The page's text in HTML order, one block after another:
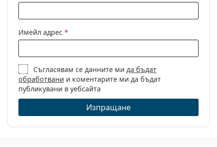
Имейл адрес *
Съгласявам се данните ми да бъдат
обработвани и коментарите ми да бъдат
публикувани в уебсайта
Изпращане